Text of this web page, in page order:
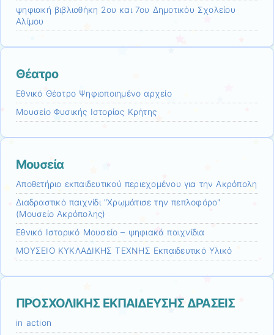
ψηφιακή βιβλιοθήκη 2ου και 7ου Δημοτικόυ Σχολείου
Αλίμου
Θέατρο
Εθνικό Θέατρο Ψηφιοποιημένο αρχείο
Μουσείο Φυσικής Ιστορίας Κρήτης
Μουσεία
Αποθετήριο εκπαιδευτικού περιεχομένου για την Ακρόπολη
Διαδραστικό παιχνίδι "Χρωμάτισε την πεπλοφόρο"
(Μουσείο Ακρόπολης)
Εθνικό Ιστορικό Μουσείο – ψηφιακά παιχνίδια
ΜΟΥΣΕΙΟ ΚΥΚΛΑΔΙΚΗΣ ΤΕΧΝΗΣ Εκπαιδευτικό Υλικό
ΠΡΟΣΧΟΛΙΚΗΣ ΕΚΠΑΙΔΕΥΣΗΣ ΔΡΑΣΕΙΣ
in action